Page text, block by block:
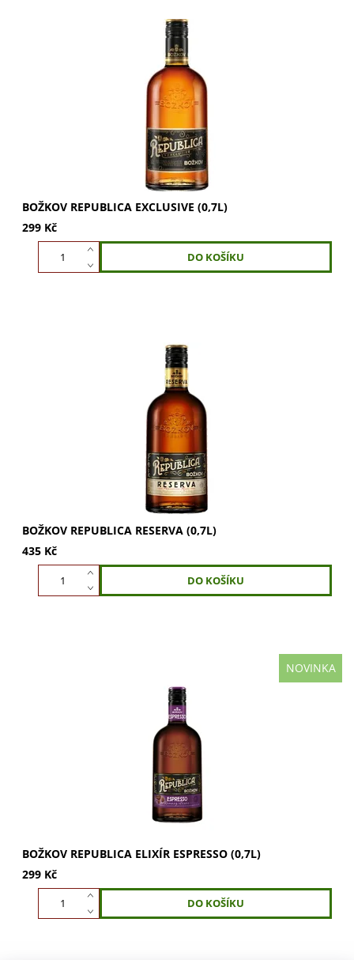
Božkov Republica Exclusive (0,7l). Vychutnejte jemnou
chuť vanilky, sušeného ovoce a oříšků. Směs rumů z
Karibiku s prvorepublikovým umem....
BOŽKOV REPUBLICA EXCLUSIVE (0,7L)
299 Kč
Božkov Republica RESERVA 0,7l - prémiový a blendovaný z
6 karibských substancí zrajících až 12 let. Silnější verze s
40% alkoholu. Objevte jeho...
BOŽKOV REPUBLICA RESERVA (0,7L)
435 Kč
NOVINKA
Božkov Republica Elixír Espresso (0,7l) s jedinečnou
kořeněnou chutí a kouřovými tóny z guatemalských
kávových zrn. Vulkanická zem dodává...
BOŽKOV REPUBLICA ELIXÍR ESPRESSO (0,7L)
299 Kč